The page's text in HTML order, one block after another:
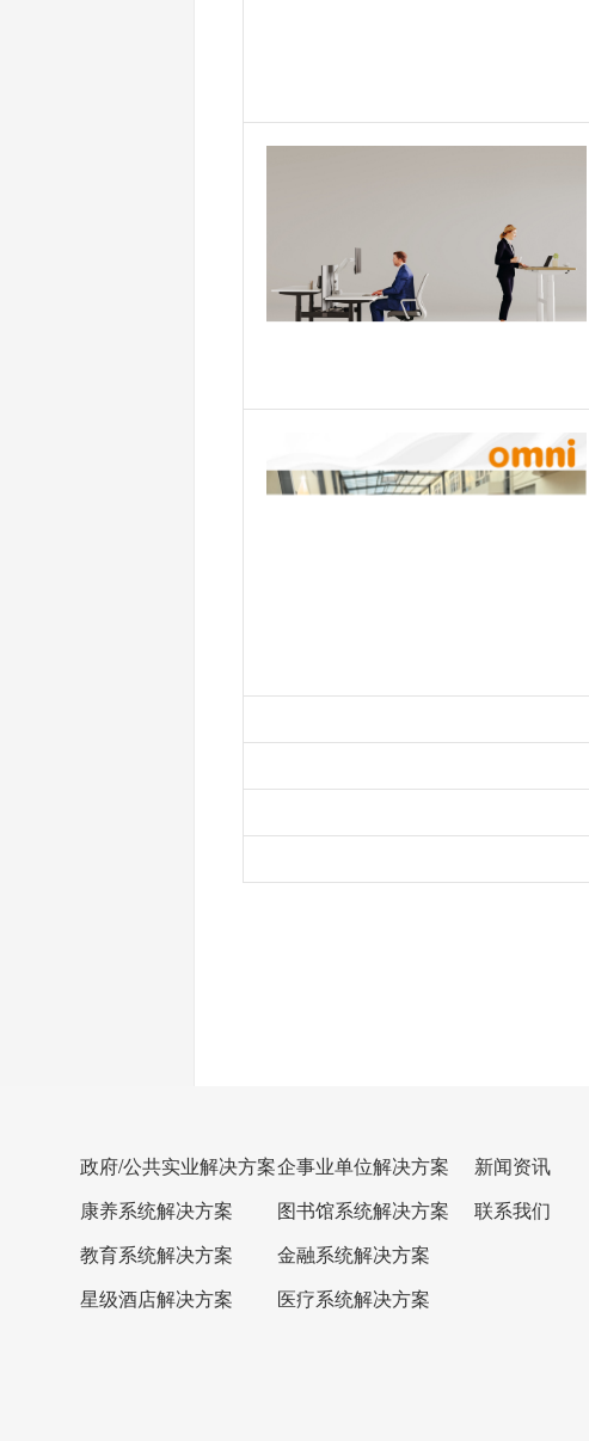
政府/公共实业解决方案
康养系统解决方案
教育系统解决方案
星级酒店解决方案
企事业单位解决方案
图书馆系统解决方案
金融系统解决方案
医疗系统解决方案
新闻资讯
联系我们